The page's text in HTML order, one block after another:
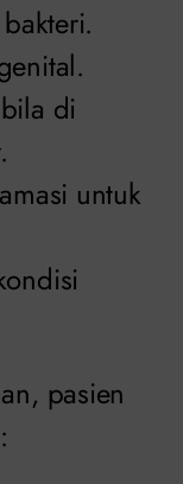
di
untuk
pasien